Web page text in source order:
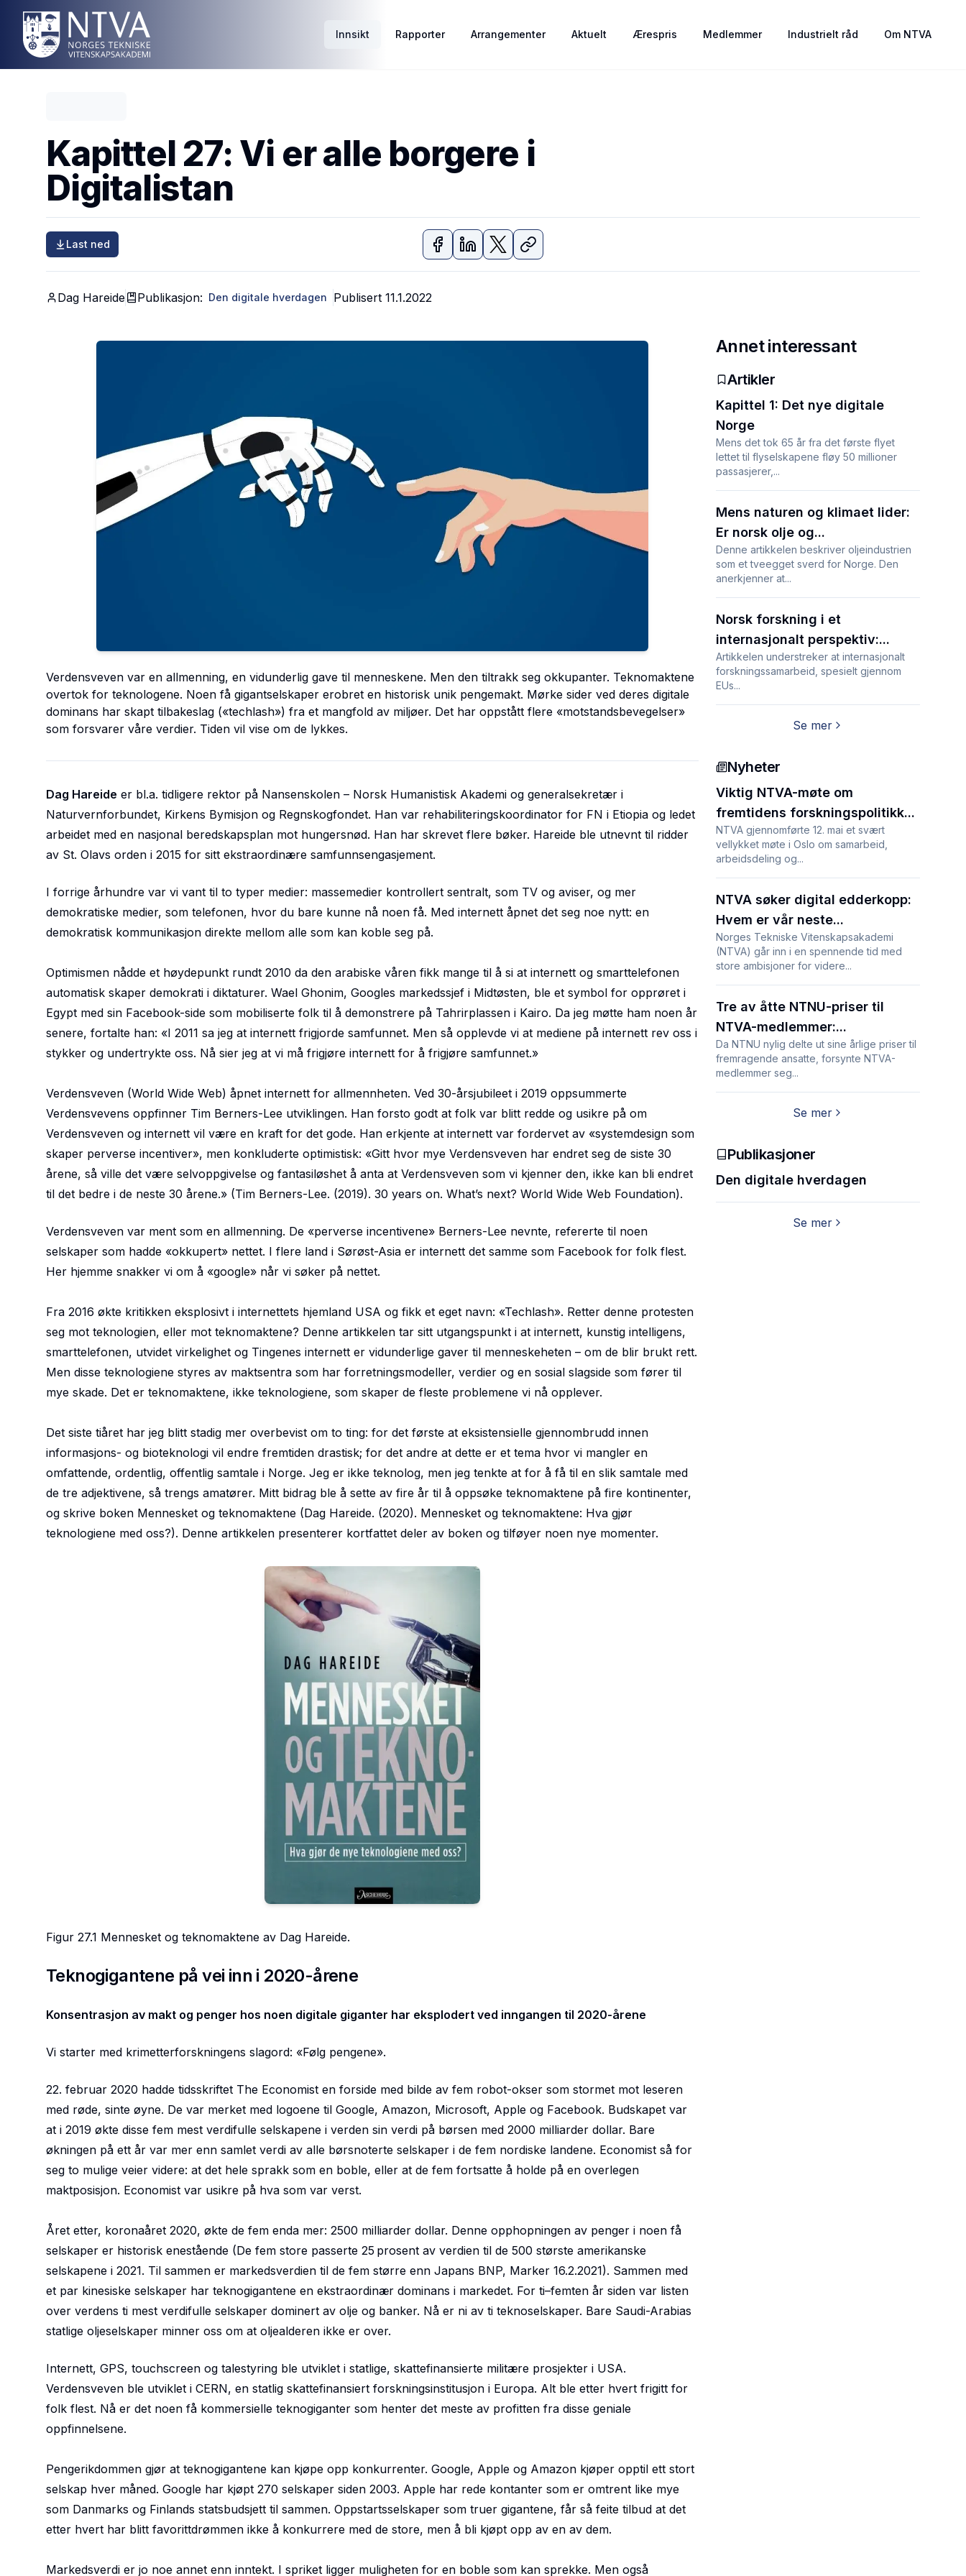
Innsikt Rapporter Arrangementer Aktuelt Ærespris Medlemmer Industrielt råd Om NTVA
Kapittel 27: Vi er alle borgere i
Digitalistan
Last ned
Dag Hareide Publikasjon: Den digitale hverdagen Publisert 11.1.2022
Verdensveven var en allmenning, en vidunderlig gave til menneskene. Men den tiltrakk seg okkupanter. Teknomaktene
overtok for teknologene. Noen få gigantselskaper erobret en historisk unik pengemakt. Mørke sider ved deres digitale
dominans har skapt tilbakeslag («techlash») fra et mangfold av miljøer. Det har oppstått flere «motstandsbevegelser»
som forsvarer våre verdier. Tiden vil vise om de lykkes.
Dag Hareide er bl.a. tidligere rektor på Nansenskolen – Norsk Humanistisk Akademi og generalsekretær i
Naturvernforbundet, Kirkens Bymisjon og Regnskogfondet. Han var rehabiliteringskoordinator for FN i Etiopia og ledet
arbeidet med en nasjonal beredskapsplan mot hungersnød. Han har skrevet flere bøker. Hareide ble utnevnt til ridder
av St. Olavs orden i 2015 for sitt ekstraordinære samfunnsengasjement.
I forrige århundre var vi vant til to typer medier: massemedier kontrollert sentralt, som TV og aviser, og mer
demokratiske medier, som telefonen, hvor du bare kunne nå noen få. Med internett åpnet det seg noe nytt: en
demokratisk kommunikasjon direkte mellom alle som kan koble seg på.
Optimismen nådde et høydepunkt rundt 2010 da den arabiske våren fikk mange til å si at internett og smarttelefonen
automatisk skaper demokrati i diktaturer. Wael Ghonim, Googles markedssjef i Midtøsten, ble et symbol for opprøret i
Egypt med sin Facebook-side som mobiliserte folk til å demonstrere på Tahrirplassen i Kairo. Da jeg møtte ham noen år
senere, fortalte han: «I 2011 sa jeg at internett frigjorde samfunnet. Men så opplevde vi at mediene på internett rev oss i
stykker og undertrykte oss. Nå sier jeg at vi må frigjøre internett for å frigjøre samfunnet.»
Verdensveven (World Wide Web) åpnet internett for allmennheten. Ved 30-årsjubileet i 2019 oppsummerte
Verdensvevens oppfinner Tim Berners-Lee utviklingen. Han forsto godt at folk var blitt redde og usikre på om
Verdensveven og internett vil være en kraft for det gode. Han erkjente at internett var fordervet av «systemdesign som
skaper perverse incentiver», men konkluderte optimistisk: «Gitt hvor mye Verdensveven har endret seg de siste 30
årene, så ville det være selvoppgivelse og fantasiløshet å anta at Verdensveven som vi kjenner den, ikke kan bli endret
til det bedre i de neste 30 årene.» (Tim Berners-Lee. (2019). 30 years on. What’s next? World Wide Web Foundation).
Verdensveven var ment som en allmenning. De «perverse incentivene» Berners-Lee nevnte, refererte til noen
selskaper som hadde «okkupert» nettet. I flere land i Sørøst-Asia er internett det samme som Facebook for folk flest.
Her hjemme snakker vi om å «google» når vi søker på nettet.
Fra 2016 økte kritikken eksplosivt i internettets hjemland USA og fikk et eget navn: «Techlash». Retter denne protesten
seg mot teknologien, eller mot teknomaktene? Denne artikkelen tar sitt utgangspunkt i at internett, kunstig intelligens,
smarttelefonen, utvidet virkelighet og Tingenes internett er vidunderlige gaver til menneskeheten – om de blir brukt rett.
Men disse teknologiene styres av maktsentra som har forretningsmodeller, verdier og en sosial slagside som fører til
mye skade. Det er teknomaktene, ikke teknologiene, som skaper de fleste problemene vi nå opplever.
Det siste tiåret har jeg blitt stadig mer overbevist om to ting: for det første at eksistensielle gjennombrudd innen
informasjons- og bioteknologi vil endre fremtiden drastisk; for det andre at dette er et tema hvor vi mangler en
omfattende, ordentlig, offentlig samtale i Norge. Jeg er ikke teknolog, men jeg tenkte at for å få til en slik samtale med
de tre adjektivene, så trengs amatører. Mitt bidrag ble å sette av fire år til å oppsøke teknomaktene på fire kontinenter,
og skrive boken Mennesket og teknomaktene (Dag Hareide. (2020). Mennesket og teknomaktene: Hva gjør
teknologiene med oss?). Denne artikkelen presenterer kortfattet deler av boken og tilføyer noen nye momenter.
Figur 27.1 Mennesket og teknomaktene av Dag Hareide.
Teknogigantene på vei inn i 2020-årene
Konsentrasjon av makt og penger hos noen digitale giganter har eksplodert ved inngangen til 2020-årene
Vi starter med krimetterforskningens slagord: «Følg pengene».
22. februar 2020 hadde tidsskriftet The Economist en forside med bilde av fem robot-okser som stormet mot leseren
med røde, sinte øyne. De var merket med logoene til Google, Amazon, Microsoft, Apple og Facebook. Budskapet var
at i 2019 økte disse fem mest verdifulle selskapene i verden sin verdi på børsen med 2000 milliarder dollar. Bare
økningen på ett år var mer enn samlet verdi av alle børsnoterte selskaper i de fem nordiske landene. Economist så for
seg to mulige veier videre: at det hele sprakk som en boble, eller at de fem fortsatte å holde på en overlegen
maktposisjon. Economist var usikre på hva som var verst.
Året etter, koronaåret 2020, økte de fem enda mer: 2500 milliarder dollar. Denne opphopningen av penger i noen få
selskaper er historisk enestående (De fem store passerte 25 prosent av verdien til de 500 største amerikanske
selskapene i 2021. Til sammen er markedsverdien til de fem større enn Japans BNP, Marker 16.2.2021). Sammen med
et par kinesiske selskaper har teknogigantene en ekstraordinær dominans i markedet. For ti–femten år siden var listen
over verdens ti mest verdifulle selskaper dominert av olje og banker. Nå er ni av ti teknoselskaper. Bare Saudi-Arabias
statlige oljeselskaper minner oss om at oljealderen ikke er over.
Internett, GPS, touchscreen og talestyring ble utviklet i statlige, skattefinansierte militære prosjekter i USA.
Verdensveven ble utviklet i CERN, en statlig skattefinansiert forskningsinstitusjon i Europa. Alt ble etter hvert frigitt for
folk flest. Nå er det noen få kommersielle teknogiganter som henter det meste av profitten fra disse geniale
oppfinnelsene.
Pengerikdommen gjør at teknogigantene kan kjøpe opp konkurrenter. Google, Apple og Amazon kjøper opptil ett stort
selskap hver måned. Google har kjøpt 270 selskaper siden 2003. Apple har rede kontanter som er omtrent like mye
som Danmarks og Finlands statsbudsjett til sammen. Oppstartsselskaper som truer gigantene, får så feite tilbud at det
etter hvert har blitt favorittdrømmen ikke å konkurrere med de store, men å bli kjøpt opp av en av dem.
Markedsverdi er jo noe annet enn inntekt. I spriket ligger muligheten for en boble som kan sprekke. Men også
Annet interessant
Artikler
Kapittel 1: Det nye digitale
Norge
Mens det tok 65 år fra det første flyet
lettet til flyselskapene fløy 50 millioner
passasjerer,...
Mens naturen og klimaet lider:
Er norsk olje og...
Denne artikkelen beskriver oljeindustrien
som et tveegget sverd for Norge. Den
anerkjenner at...
Norsk forskning i et
internasjonalt perspektiv:...
Artikkelen understreker at internasjonalt
forskningssamarbeid, spesielt gjennom
EUs...
Se mer
Nyheter
Viktig NTVA-møte om
fremtidens forskningspolitikk...
NTVA gjennomførte 12. mai et svært
vellykket møte i Oslo om samarbeid,
arbeidsdeling og...
NTVA søker digital edderkopp:
Hvem er vår neste...
Norges Tekniske Vitenskapsakademi
(NTVA) går inn i en spennende tid med
store ambisjoner for videre...
Tre av åtte NTNU-priser til
NTVA-medlemmer:...
Da NTNU nylig delte ut sine årlige priser til
fremragende ansatte, forsynte NTVA-
medlemmer seg...
Se mer
Publikasjoner
Den digitale hverdagen
Se mer